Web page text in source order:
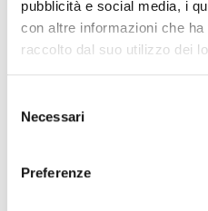
pubblicità e social media, i
con altre informazioni che
raccolto dal suo utilizzo dei
delNecessari
Preferenze
8D69 - Pastello 8D68 -
8D66 - Pastello